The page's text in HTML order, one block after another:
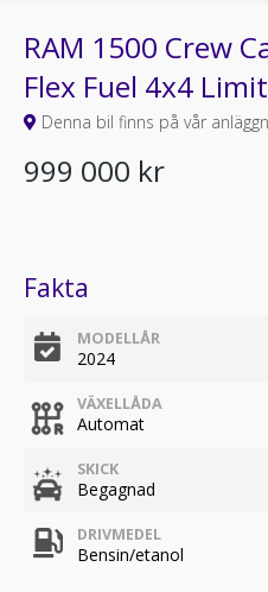
RAM 1500 Crew
Flex Fuel 4x4
Denna bil finns på vår
999 000 kr
Fakta
MODELLÅR
2024
VÄXELLÅDA
Automat
SKICK
Begagnad
DRIVMEDEL
Bensin/etanol